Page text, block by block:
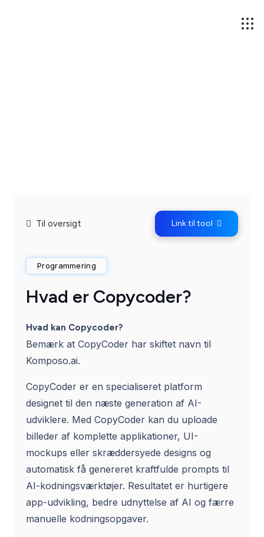
Til oversigt Link til tool
Programmering
Hvad er Copycoder?
Hvad kan Copycoder?
Bemærk at CopyCoder har skiftet navn til
Komposo.ai.
CopyCoder er en specialiseret platform
designet til den næste generation af AI-
udviklere. Med CopyCoder kan du uploade
billeder af komplette applikationer, UI-
mockups eller skræddersyede designs og
automatisk få genereret kraftfulde prompts til
AI-kodningsværktøjer. Resultatet er hurtigere
app-udvikling, bedre udnyttelse af AI og færre
manuelle kodningsopgaver.